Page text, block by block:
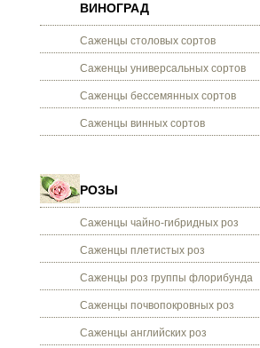
ВИНОГРАД
Саженцы столовых сортов
Саженцы универсальных сортов
Саженцы бессемянных сортов
Саженцы винных сортов
РОЗЫ
Саженцы чайно-гибридных роз
Саженцы плетистых роз
Саженцы роз группы флорибунда
Саженцы почвопокровных роз
Саженцы английских роз